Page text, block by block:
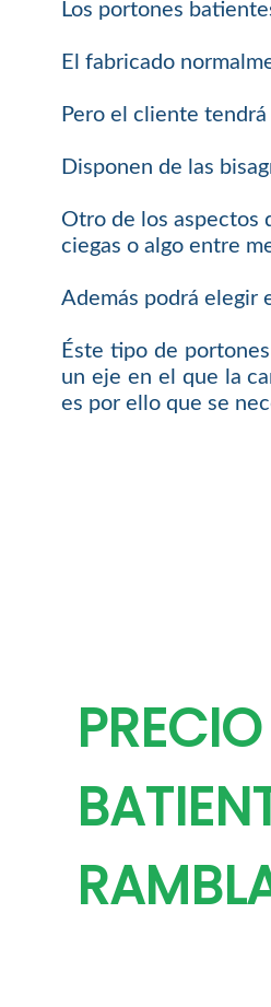
Los portones
El fabricado
Pero el cliente
Disponen de las
Otro de los aspectos
ciegas o algo entre
Además podrá elegir
Éste tipo de
un eje en el que la
es por ello que se